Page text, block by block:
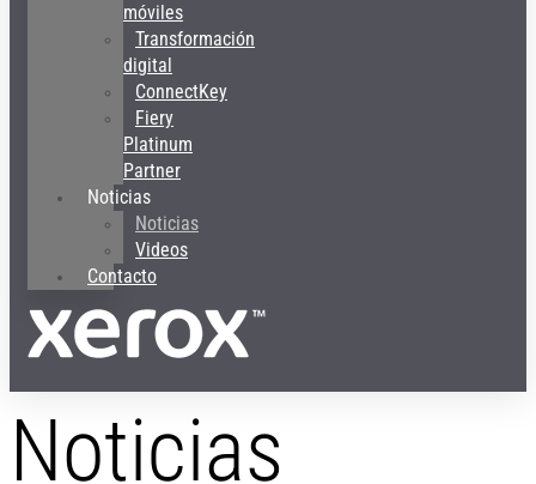
móviles
Transformación
digital
ConnectKey
Fiery
Platinum
Partner
Noticias
Noticias
Videos
Contacto
Noticias